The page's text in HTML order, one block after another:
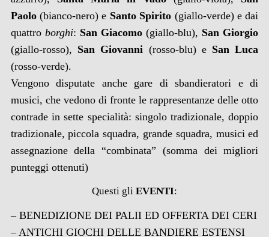
Paolo(bianco-nero) e Santo Spirito (giallo-verde) e dai
quattro borghi: San Giacomo (giallo-blu), San Giorgio
(giallo-rosso), San Giovanni (rosso-blu) e San Luca
(rosso-verde).
Vengono disputate anche gare di sbandieratori e di
musici, che vedono di fronte le rappresentanze delle otto
contrade in sette specialità: singolo tradizionale, doppio
tradizionale, piccola squadra, grande squadra, musici ed
assegnazione della “combinata” (somma dei migliori
punteggi ottenuti)
Questi gli EVENTI:
– BENEDIZIONE DEI PALII ED OFFERTA DEI CERI
– ANTICHI GIOCHI DELLE BANDIERE ESTENSI